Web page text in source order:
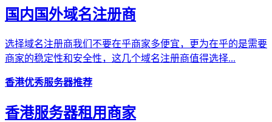
国内国外域名注册商
选择域名注册商我们不要在乎商家多便宜，更为在乎的是需要
商家的稳定性和安全性，这几个域名注册商值得选择...
香港优秀服务器推荐
香港服务器租用商家